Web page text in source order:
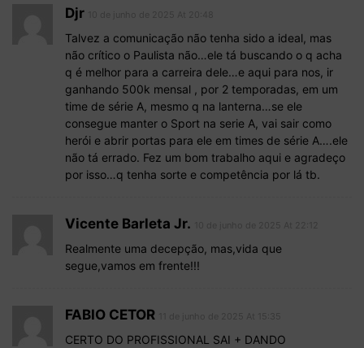
Djr
Talvez a comunicação não tenha sido a ideal, mas
não crítico o Paulista não…ele tá buscando o q acha
q é melhor para a carreira dele…e aqui para nos, ir
ganhando 500k mensal , por 2 temporadas, em um
time de série A, mesmo q na lanterna…se ele
consegue manter o Sport na serie A, vai sair como
herói e abrir portas para ele em times de série A….ele
não tá errado. Fez um bom trabalho aqui e agradeço
por isso…q tenha sorte e competência por lá tb.
Vicente Barleta Jr.
Realmente uma decepção, mas,vida que
segue,vamos em frente!!!
FABIO CETOR
CERTO DO PROFISSIONAL SAI + DANDO